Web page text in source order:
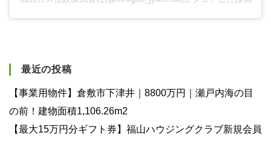
最近の投稿
【事業用物件】倉敷市下津井｜8800万円｜瀬戸内海の目
の前！建物面積1,106.26m2
【最大15万円分ギフト券】福山ハウジングクラブ新規会員